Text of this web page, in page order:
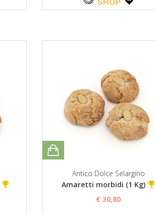
Antico Dolce Selargino
Amaretti morbidi (1 Kg)
€ 30,80